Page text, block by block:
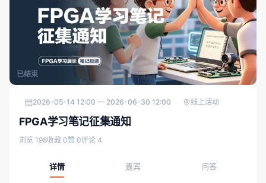
已结束
2026-05-14 12:00 — 2026-06-30 12:00 线上活动
FPGA学习笔记征集通知
浏览 198收藏 0赞 0评论 4
详情 嘉宾 问答